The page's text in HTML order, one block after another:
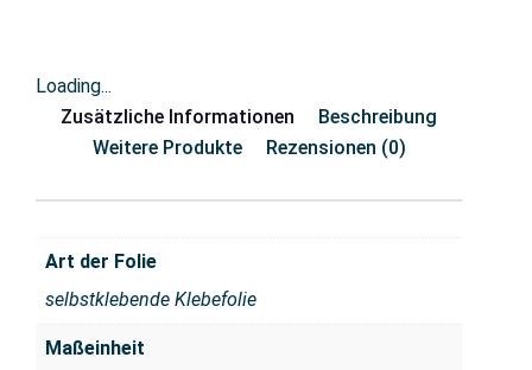
Loading...
Zusätzliche Informationen
Beschreibung
Weitere Produkte
Rezensionen (0)
Art der Folie
selbstklebende Klebefolie
Maßeinheit